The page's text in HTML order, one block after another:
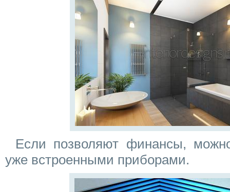
Если позволяют финансы,
уже встроенными приборами.